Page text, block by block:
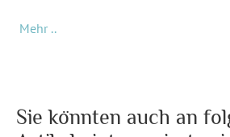
Inkl. Druck Ihrer Inhalte
Anzahl ist nicht möglich, da es sonst
Umblättern wird. Wir nutzen passende
Mehr ..
Sie könnten auch an